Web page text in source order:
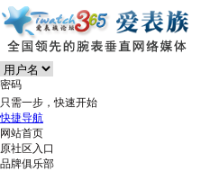
密码
只需一步，快速开始
快捷导航
网站首页
原社区入口
品牌俱乐部